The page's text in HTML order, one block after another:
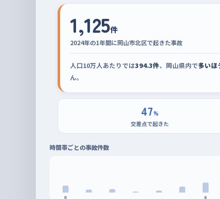
1,125件
2024年の1年間に岡山市北区で起きた事故
人口10万人あたりでは394.3件、岡山県内で多いほ
ん。
47%
交差点で起きた
時間帯ごとの事故件数
0 6